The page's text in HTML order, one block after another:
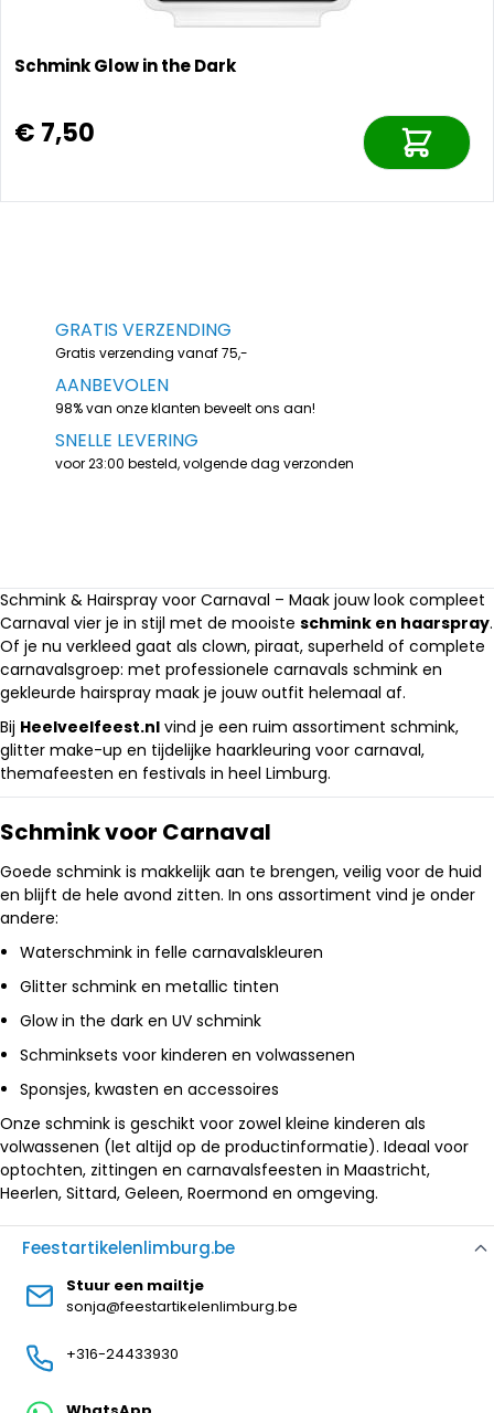
Schmink Glow in the Dark
€ 7,50
GRATIS VERZENDING
Gratis verzending vanaf 75,-
AANBEVOLEN
98% van onze klanten beveelt ons aan!
SNELLE LEVERING
voor 23:00 besteld, volgende dag verzonden
Schmink & Hairspray voor Carnaval – Maak jouw look compleet
Carnaval vier je in stijl met de mooiste schmink en haarspray.
Of je nu verkleed gaat als clown, piraat, superheld of complete
carnavalsgroep: met professionele carnavals schmink en
gekleurde hairspray maak je jouw outfit helemaal af.
Bij Heelveelfeest.nl vind je een ruim assortiment schmink,
glitter make-up en tijdelijke haarkleuring voor carnaval,
themafeesten en festivals in heel Limburg.
Schmink voor Carnaval
Goede schmink is makkelijk aan te brengen, veilig voor de huid
en blijft de hele avond zitten. In ons assortiment vind je onder
andere:
Waterschmink in felle carnavalskleuren
Glitter schmink en metallic tinten
Glow in the dark en UV schmink
Schminksets voor kinderen en volwassenen
Sponsjes, kwasten en accessoires
Onze schmink is geschikt voor zowel kleine kinderen als
volwassenen (let altijd op de productinformatie). Ideaal voor
optochten, zittingen en carnavalsfeesten in Maastricht,
Heerlen, Sittard, Geleen, Roermond en omgeving.
Feestartikelenlimburg.be
Stuur een mailtje
sonja@feestartikelenlimburg.be
+316-24433930